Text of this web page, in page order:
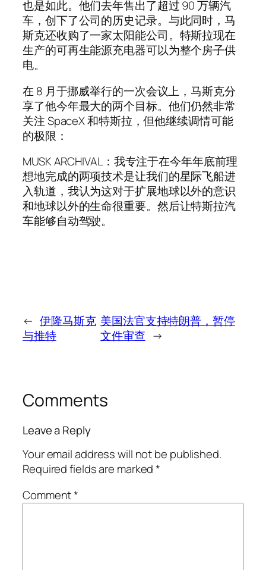
也是如此。他们去年售出了超过 90 万辆汽
车，创下了公司的历史记录。与此同时，马
斯克还收购了一家太阳能公司。特斯拉现在
生产的可再生能源充电器可以为整个房子供
电。
在 8 月于挪威举行的一次会议上，马斯克分
享了他今年最大的两个目标。他们仍然非常
关注 SpaceX 和特斯拉，但他继续调情可能
的极限：
MUSK ARCHIVAL：我专注于在今年年底前理
想地完成的两项技术是让我们的星际飞船进
入轨道，我认为这对于扩展地球以外的意识
和地球以外的生命很重要。然后让特斯拉汽
车能够自动驾驶。
← 伊隆马斯克
与推特
美国法官支持特朗普，暂停
文件审查 →
Comments
Leave a Reply
Your email address will not be published.
Required fields are marked*
Comment*